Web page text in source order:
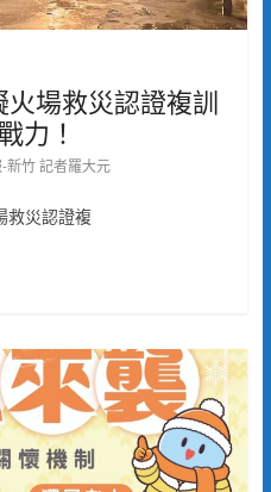
場救災認證複訓
力！
新竹 記者羅大元
救災認證複